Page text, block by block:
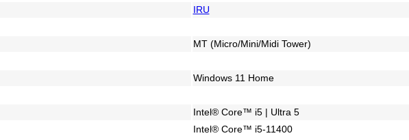
IRU
MT (Micro/Mini/Midi Tower)
Windows 11 Home
Intel® Core™ i5 | Ultra 5
Intel® Core™ i5-11400